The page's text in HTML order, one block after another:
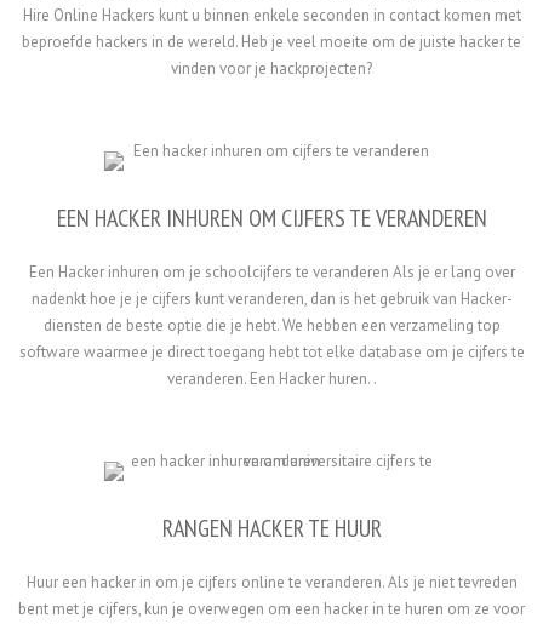
Hire Online Hackers kunt u binnen enkele seconden in contact komen met
beproefde hackers in de wereld. Heb je veel moeite om de juiste hacker te
vinden voor je hackprojecten?
EEN HACKER INHUREN OM CIJFERS TE VERANDEREN
Een Hacker inhuren om je schoolcijfers te veranderen Als je er lang over
nadenkt hoe je je cijfers kunt veranderen, dan is het gebruik van Hacker-
diensten de beste optie die je hebt. We hebben een verzameling top
software waarmee je direct toegang hebt tot elke database om je cijfers te
veranderen. Een Hacker huren. .
RANGEN HACKER TE HUUR
Huur een hacker in om je cijfers online te veranderen. Als je niet tevreden
bent met je cijfers, kun je overwegen om een hacker in te huren om ze voor